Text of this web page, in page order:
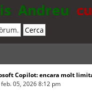
Andreu
Copilot: encara molt
05, 2026 8:12 pm